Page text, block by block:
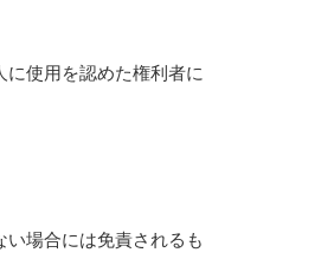
使用を認めた権利者に
場合には免責されるも